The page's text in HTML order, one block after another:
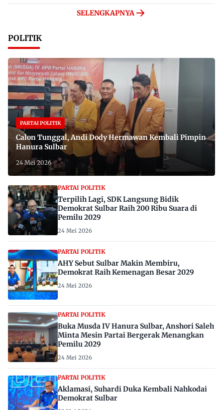
SELENGKAPNYA
POLITIK
PARTAI POLITIK
Calon Tunggal, Andi Dody Hermawan Kembali Pimpin
Hanura Sulbar
24 Mei 2026
PARTAI POLITIK
Terpilih Lagi, SDK Langsung Bidik
Demokrat Sulbar Raih 200 Ribu Suara di
Pemilu 2029
24 Mei 2026
PARTAI POLITIK
AHY Sebut Sulbar Makin Membiru,
Demokrat Raih Kemenagan Besar 2029
24 Mei 2026
PARTAI POLITIK
Buka Musda IV Hanura Sulbar, Anshori Saleh
Minta Mesin Partai Bergerak Menangkan
Pemilu 2029
24 Mei 2026
PARTAI POLITIK
Aklamasi, Suhardi Duka Kembali Nahkodai
Demokrat Sulbar